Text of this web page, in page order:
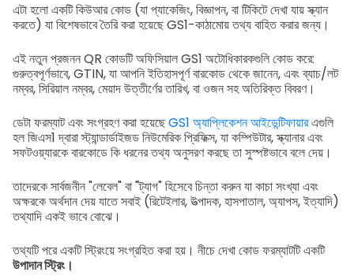
এটা হলো একটি কিউআর কোড (যা প্যাকেজিং, বিজ্ঞাপন, বা টিকিটে দেখা যায় স্ক্যান
করতে) যা বিশেষভাবে তৈরি করা হয়েছে GS1-কাঠামোয় তথ্য বাহিত করার জন্য।
এই নতুন প্রজনন QR কোডটি অফিসিয়াল GS1 অটোধিকারকগুলি কোড করে:
গুরুত্বপূর্ণভাবে, GTIN, যা আপনি ইতিহাসপূর্ণ বারকোড থেকে জানেন, এবং ব্যাচ/লট
নম্বর, সিরিয়াল নম্বর, মেয়াদ উত্তীর্ণের তারিখ, বা ওজন সহ অতিরিক্ত বিবরণ।
ডেটা ফরম্যাট এবং সংগ্রহণ করা হয়েছেGS1 অ্যাপ্লিকেশন আইডেন্টিফায়ারএগুলি
হল জিএস1 দ্বারা স্ট্যান্ডার্ডাইজড নিউমেরিক প্রিফিক্স, যা কম্পিউটার, স্ক্যানার এবং
সফটওয়্যারকে বারকোডে কি ধরনের তথ্য অনুসরণ করছে তা সুস্পষ্টভাবে বলে দেয়।
তাদেরকে সার্বজনীন "লেবেল" বা "ট্যাগ" হিসেবে চিন্তা করুন যা কাচা সংখ্যা এবং
অক্ষরকে অর্থদান দেয় যাতে সবাই (রিটেইলার, উত্পাদক, হাসপাতাল, অ্যাপস, ইত্যাদি)
তথ্যাদি একই ভাবে বোঝে।
তথ্যটি পরে একটি স্ট্রিংয়ে সংগ্রহিত করা হয়। নীচে দেখা কোড ফরম্যাটটি একটি
উপাদান স্ট্রিং।